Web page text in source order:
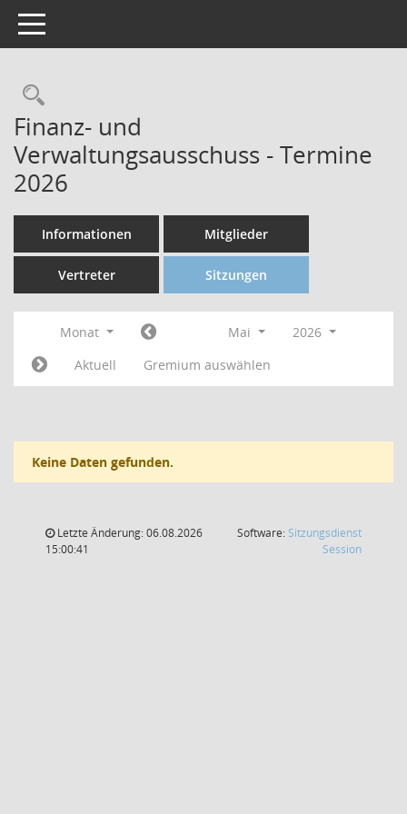
Toggle navigation
Finanz- und
Verwaltungsausschuss - Termine
2026
Informationen Mitglieder
Vertreter Sitzungen
Monat Mai
2026
Aktuell
Gremium auswählen
Keine Daten gefunden.
Letzte Änderung: 06.08.2026
15:00:41
Software: Sitzungsdienst
Session(Wird in